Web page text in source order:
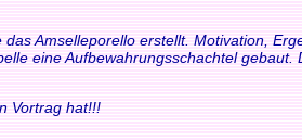
Amselleporello erstellt. Motivation,
eine Aufbewahrungsschachtel
Vortrag hat!!!